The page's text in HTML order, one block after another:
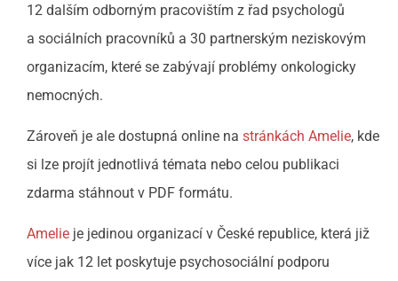
12 dalším odborným pracovištím z řad psychologů
a sociálních pracovníků a 30 partnerským neziskovým
organizacím, které se zabývají problémy onkologicky
nemocných.
Zároveň je ale dostupná online na stránkách Amelie, kde
si lze projít jednotlivá témata nebo celou publikaci
zdarma stáhnout v PDF formátu.
Amelie je jedinou organizací v České republice, která již
více jak 12 let poskytuje psychosociální podporu